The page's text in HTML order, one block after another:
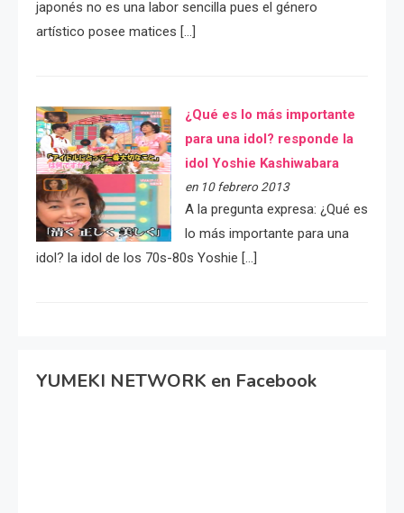
japonés no es una labor sencilla pues el género
artístico posee matices […]
¿Qué es lo más importante
para una idol? responde la
idol Yoshie Kashiwabara
en 10 febrero 2013
A la pregunta expresa: ¿Qué es
lo más importante para una
idol? la idol de los 70s-80s Yoshie […]
YUMEKI NETWORK en Facebook